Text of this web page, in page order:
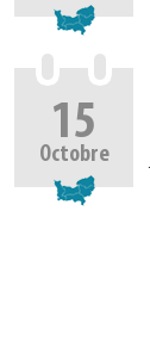
15
Octobre